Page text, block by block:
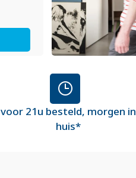
voor 21u besteld, morgen in
huis*